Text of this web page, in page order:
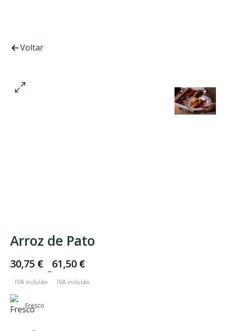
Voltar
Arroz de Pato
30,75 €
–
61,50 €
Price
range:
30,75 €
Fresco